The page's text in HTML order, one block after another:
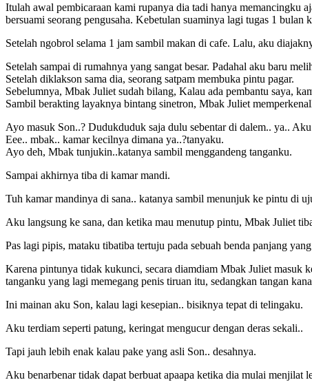
Itulah awal pembicaraan kami rupanya dia tadi hanya memancingku
bersuami seorang pengusaha. Kebetulan suaminya lagi tugas 1
Setelah ngobrol selama 1 jam sambil makan di cafe. Lalu, aku
Setelah sampai di rumahnya yang sangat besar. Padahal aku baru
Setelah diklakson sama dia, seorang satpam membuka pintu pagar.
Sebelumnya, Mbak Juliet sudah bilang, Kalau ada pembantu saya,
Sambil berakting layaknya bintang sinetron, Mbak Juliet
Ayo masuk Son..? Dudukduduk saja dulu sebentar di dalem.. ya..
Eee.. mbak.. kamar kecilnya dimana ya..?tanyaku.
Ayo deh, Mbak tunjukin..katanya sambil menggandeng tanganku.
Sampai akhirnya tiba di kamar mandi.
Tuh kamar mandinya di sana.. katanya sambil menunjuk ke pintu di
Aku langsung ke sana, dan ketika mau menutup pintu, Mbak Juliet
Pas lagi pipis, mataku tibatiba tertuju pada sebuah benda panjang
Karena pintunya tidak kukunci, secara diamdiam Mbak Juliet masuk
tanganku yang lagi memegang penis tiruan itu, sedangkan tangan
Ini mainan aku Son, kalau lagi kesepian.. bisiknya tepat di telingaku.
Aku terdiam seperti patung, keringat mengucur dengan deras sekali..
Tapi jauh lebih enak kalau pake yang asli Son.. desahnya.
Aku benarbenar tidak dapat berbuat apaapa ketika dia mulai menjilat